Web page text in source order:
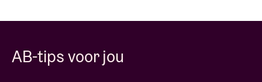
stage, but I have an incredible band and we always
give everything every night. So I’m certain we’ll be
AB-tips voor jou